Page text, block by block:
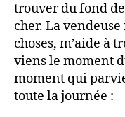
trouver du fond
cher. La
choses, m’aide à
viens le moment
moment qui
toute la journée :